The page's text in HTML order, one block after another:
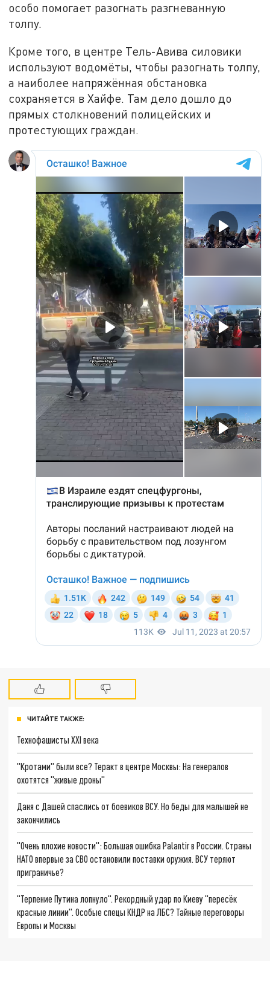
особо помогает разогнать разгневанную
толпу.
Кроме того, в центре Тель-Авива силовики
используют водомёты, чтобы разогнать толпу,
а наиболее напряжённая обстановка
сохраняется в Хайфе. Там дело дошло до
прямых столкновений полицейских и
протестующих граждан.
ЧИТАЙТЕ ТАКЖЕ:
Технофашисты XXI века
"Кротами" были все? Теракт в центре Москвы: На генералов
охотятся "живые дроны"
Даня с Дашей спаслись от боевиков ВСУ. Но беды для малышей не
закончились
"Очень плохие новости": Большая ошибка Palantir в России. Страны
НАТО впервые за СВО остановили поставки оружия. ВСУ теряют
приграничье?
"Терпение Путина лопнуло". Рекордный удар по Киеву "пересёк
красные линии". Особые спецы КНДР на ЛБС? Тайные переговоры
Европы и Москвы